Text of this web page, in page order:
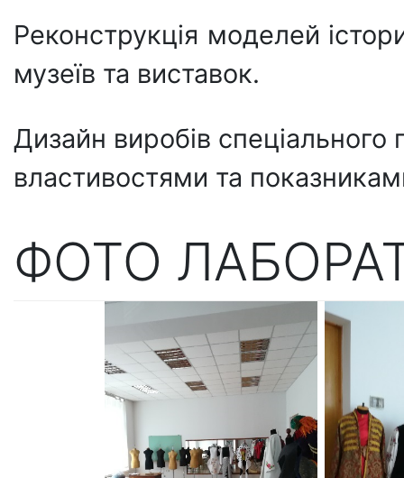
Реконструкція моделей
музеїв та виставок.
Дизайн виробів
властивостями та
ФОТО